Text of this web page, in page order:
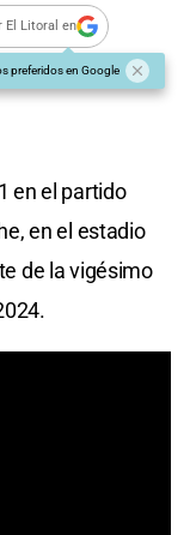
El Litoral en
preferidos en Google
en el partido
en el estadio
de la vigésimo